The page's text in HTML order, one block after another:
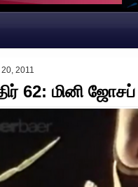
2011
62: மினி